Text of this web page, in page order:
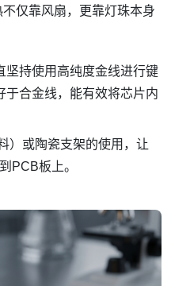
仅靠风扇，更靠灯珠本身
坚持使用高纯度金线进行键
于合金线，能有效将芯片内
）或陶瓷支架的使用，让
PCB板上。